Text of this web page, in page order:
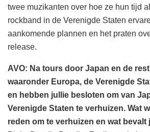
twee muzikanten over hoe ze hun tijd
rockband in de Verenigde Staten
aankomende plannen en het praten
release.
AVO: Na tours door Japan en de
waaronder Europa, de Verenigde
en hebben jullie besloten om van
Verenigde Staten te verhuizen. Wat
reden om te verhuizen en wat bevalt